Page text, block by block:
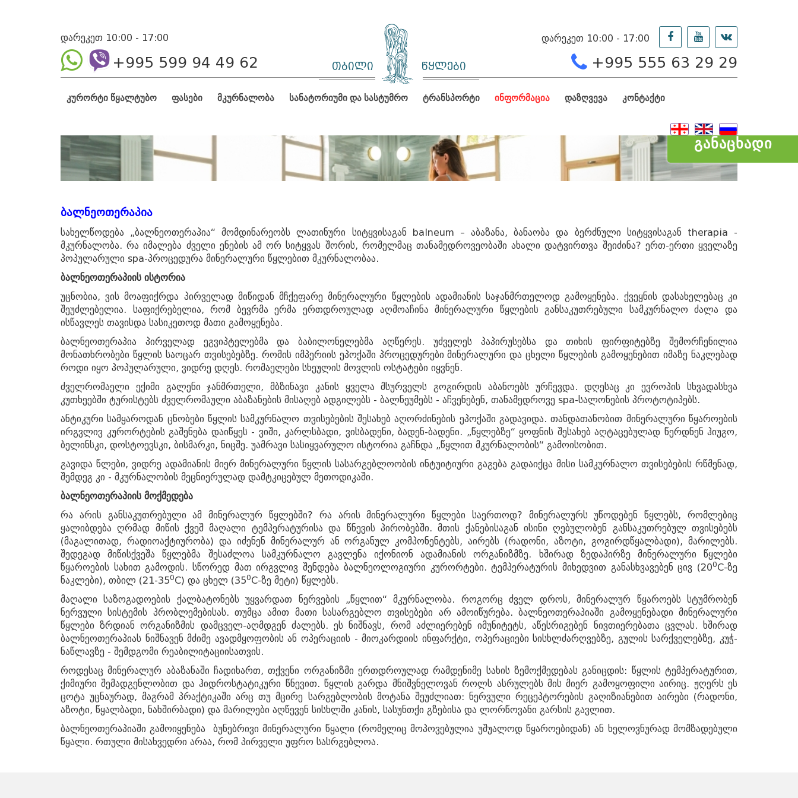
ᲒᲐᲜᲐᲪᲮᲐᲓᲘ
დარეკეთ 10:00 - 17:00
+995 599 94 49 62 თბილი წყლები
დარეკეთ 10:00 - 17:00
+995 555 63 29 29
კურორტი წყალტუბო ფასები მკურნალობა სანატორიუმი და სასტუმრო ტრანსპორტი ინფორმაცია დაზღვევა კონტაქტი
ბალნეოთერაპია
სახელწოდება „ბალნეოთერაპია“ მომდინარეობს ლათინური სიტყვისაგან balneum – აბაზანა, ბანაობა და ბერძნული სიტყვისაგან therapia -
მკურნალობა. რა იმალება ძველი ენების ამ ორ სიტყვას შორის, რომელმაც თანამედროვეობაში ახალი დატვირთვა შეიძინა? ერთ-ერთი ყველაზე
პოპულარული spa-პროცედურა მინერალური წყლებით მკურნალობაა.
ბალნეოთერაპიის ისტორია
უცნობია, ვის მოაფიქრდა პირველად მიწიდან მჩქეფარე მინერალური წყლების ადამიანის საჯანმრთელოდ გამოყენება. ქვეყნის დასახელებაც კი
შეუძლებელია. საფიქრებელია, რომ ბევრმა ერმა ერთდროულად აღმოაჩინა მინერალური წყლების განსაკუთრებული სამკურნალო ძალა და
ისწავლეს თავისდა სასიკეთოდ მათი გამოყენება.
ბალნეოთერაპია პირველად ეგვიპტელებმა და ბაბილონელებმა აღწერეს. უძველეს პაპირუსებსა და თიხის ფირფიტებზე შემორჩენილია
მონათხრობები წყლის საოცარ თვისებებზე. რომის იმპერიის ეპოქაში პროცედურები მინერალური და ცხელი წყლების გამოყენებით იმაზე ნაკლებად
როდი იყო პოპულარული, ვიდრე დღეს. რომაელები სხეულის მოვლის ოსტატები იყვნენ.
ძველრომაელი ექიმი გალენი ჯანმრთელი, მბზინავი კანის ყველა მსურველს გოგირდის აბანოებს ურჩევდა. დღესაც კი ევროპის სხვადასხვა
კუთხეებში ტურისტებს ძველრომაული აბაზანების მისაღებ ადგილებს - ბალნეუმებს - აჩვენებენ, თანამედროვე spa-სალონების პროტოტიპებს.
ანტიკური სამყაროდან ცნობები წყლის სამკურნალო თვისებების შესახებ აღორძინების ეპოქაში გადავიდა. თანდათანობით მინერალური წყაროების
ირგვლივ კურორტების გაშენება დაიწყეს - ვიში, კარლსბადი, ვისბადენი, ბადენ-ბადენი. „წყლებზე“ ყოფნის შესახებ აღტაცებულად წერდნენ ჰიუგო,
ბელინსკი, დოსტოევსკი, ბისმარკი, ნიცშე. უამრავი სასიყვარულო ისტორია გაჩნდა „წყლით მკურნალობის“ გამოისობით.
გავიდა წლები, ვიდრე ადამიანის მიერ მინერალური წყლის სასარგებლოობის ინტუიტიური გაგება გადაიქცა მისი სამკურნალო თვისებების რწმენად,
შემდეგ კი - მკურნალობის მეცნიერულად დამტკიცებულ მეთოდიკაში.
ბალნეოთერაპიის მოქმედება
რა არის განსაკუთრებული ამ მინერალურ წყლებში? რა არის მინერალური წყლები საერთოდ? მინერალურს უწოდებენ წყლებს, რომლებიც
ყალიბდება ღრმად მიწის ქვეშ მაღალი ტემპერატურისა და წნევის პირობებში. მთის ქანებისაგან ისინი ღებულობენ განსაკუთრებულ თვისებებს
(მაგალითად, რადიოაქტიურობა) და იძენენ მინერალურ ან ორგანულ კომპონენტებს, აირებს (რადონი, აზოტი, გოგირდწყალბადი), მარილებს.
შედეგად მიწისქვეშა წყლებმა შესაძლოა სამკურნალო გავლენა იქონიონ ადამიანის ორგანიზმზე. ხშირად ზედაპირზე მინერალური წყლები
წყაროების სახით გამოდის. სწორედ მათ ირგვლივ შენდება ბალნეოლოგიური კურორტები. ტემპერატურის მიხედვით განასხვავებენ ცივ (200C-ზე
ნაკლები), თბილ (21-350C) და ცხელ (350C-ზე მეტი) წყლებს.
მაღალი საზოგადოების ქალბატონებს უყვარდათ ნერვების „წყლით“ მკურნალობა. როგორც ძველ დროს, მინერალურ წყაროებს სტუმრობენ
ნერვული სისტემის პრობლემებისას. თუმცა ამით მათი სასარგებლო თვისებები არ ამოიწურება. ბალნეოთერაპიაში გამოყენებადი მინერალური
წყლები ზრდიან ორგანიზმის დამცველ-აღმდგენ ძალებს. ეს ნიშნავს, რომ აძლიერებენ იმუნიტეტს, აწესრიგებენ ნივთიერებათა ცვლას. ხშირად
ბალნეოთერაპიას ნიშნავენ მძიმე ავადმყოფობის ან ოპერაციის - მიოკარდიის ინფარქტი, ოპერაციები სისხლძარღვებზე, გულის სარქველებზე, კუჭ-
ნაწლავზე - შემდგომი რეაბილიტაციისათვის.
როდესაც მინერალურ აბაზანაში ჩადიხართ, თქვენი ორგანიზმი ერთდროულად რამდენიმე სახის ზემოქმედებას განიცდის: წყლის ტემპერატურით,
ქიმიური შემადგენლობით და ჰიდროსტატიკური წნევით. წყლის გარდა მნიშვნელოვან როლს ასრულებს მის მიერ გამოყოფილი აირიც. ჟღერს ეს
ცოტა უცნაურად, მაგრამ პრაქტიკაში არც თუ მცირე სარგებლობის მოტანა შეუძლიათ: ნერვული რეცეპტორების გაღიზიანებით აირები (რადონი,
აზოტი, წყალბადი, ნახშირბადი) და მარილები აღწევენ სისხლში კანის, სასუნთქი გზებისა და ლორწოვანი გარსის გავლით.
ბალნეოთერაპიაში გამოიყენება ბუნებრივი მინერალური წყალი (რომელიც მოპოვებულია უშუალოდ წყაროებიდან) ან ხელოვნურად მომზადებული
წყალი. რთული მისახვედრი არაა, რომ პირველი უფრო სასრგებლოა.
წყალტუბო. kurortresort@gmail.com
+995 555 63 29 29; 10:00-დან 17:00 საათამდე www.tskaltuboresort.ge